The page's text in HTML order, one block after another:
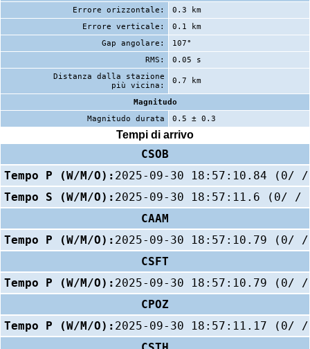
Errore orizzontale:
0.3 km
Errore verticale:
0.1 km
Gap angolare:
107°
RMS:
0.05 s
Distanza dalla stazione
più vicina:
0.7 km
Magnitudo
Magnitudo durata
0.5 ± 0.3
Tempi di arrivo
CSOB
Tempo P (W/M/O): 2025-09-30 18:57:10.84 (0/
Tempo S (W/M/O): 2025-09-30 18:57:11.6 (0/ /
CAAM
Tempo P (W/M/O): 2025-09-30 18:57:10.79 (0/
CSFT
Tempo P (W/M/O): 2025-09-30 18:57:10.79 (0/
CPOZ
Tempo P (W/M/O): 2025-09-30 18:57:11.17 (0/